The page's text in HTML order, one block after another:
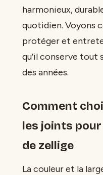
harmonieux,
quotidien. Voyons
protéger et
qu’il conserve tout
des années.
Comment
les joints
de zellige
La couleur et la